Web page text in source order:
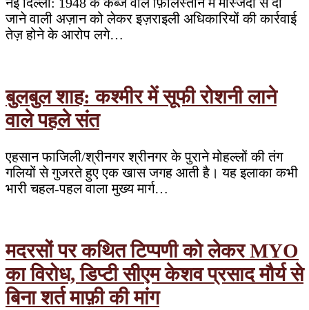
जाने वाली अज़ान को लेकर इज़राइली अधिकारियों की कार्रवाई
तेज़ होने के आरोप लगे…
बुलबुल शाह: कश्मीर में सूफी रोशनी लाने
वाले पहले संत
एहसान फाजिली/श्रीनगर श्रीनगर के पुराने मोहल्लों की तंग
गलियों से गुजरते हुए एक खास जगह आती है। यह इलाका कभी
भारी चहल-पहल वाला मुख्य मार्ग…
मदरसों पर कथित टिप्पणी को लेकर MYO
का विरोध, डिप्टी सीएम केशव प्रसाद मौर्य से
बिना शर्त माफ़ी की मांग